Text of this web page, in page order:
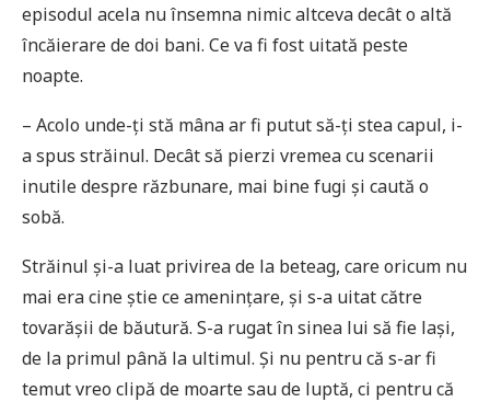
episodul acela nu însemna nimic altceva decât o altă
încăierare de doi bani. Ce va fi fost uitată peste
noapte.
– Acolo unde-ți stă mâna ar fi putut să-ți stea capul, i-
a spus străinul. Decât să pierzi vremea cu scenarii
inutile despre răzbunare, mai bine fugi și caută o
sobă.
Străinul și-a luat privirea de la beteag, care oricum nu
mai era cine știe ce amenințare, și s-a uitat către
tovarășii de băutură. S-a rugat în sinea lui să fie lași,
de la primul până la ultimul. Și nu pentru că s-ar fi
temut vreo clipă de moarte sau de luptă, ci pentru că